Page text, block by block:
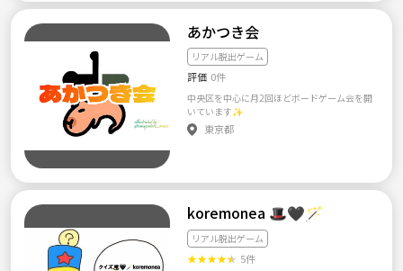
あかつき会
リアル脱出ゲーム
評価 0件
中央区を中心に月2回ほどボードゲーム会を開
いています✨
東京都
koremonea 🎩🖤🪄
リアル脱出ゲーム
★★★★★ 5件